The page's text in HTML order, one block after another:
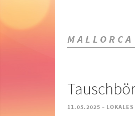
MALLORCA
11.05.2025 - LOKALES